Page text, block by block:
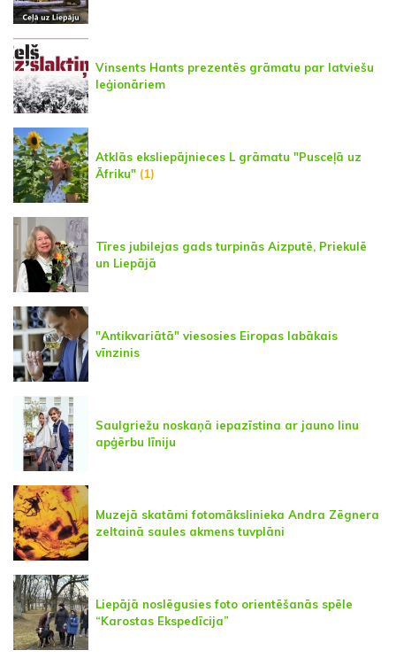
Vinsents Hants prezentēs grāmatu par latviešu
leģionāriem
Atklās eksliepājnieces L grāmatu "Pusceļā uz
Āfriku" (1)
Tīres jubilejas gads turpinās Aizputē, Priekulē
un Liepājā
"Antikvariātā" viesosies Eiropas labākais
vīnzinis
Saulgriežu noskaņā iepazīstina ar jauno linu
apģērbu līniju
Muzejā skatāmi fotomākslinieka Andra Zēgnera
zeltainā saules akmens tuvplāni
Liepājā noslēgusies foto orientēšanās spēle
“Karostas Ekspedīcija”